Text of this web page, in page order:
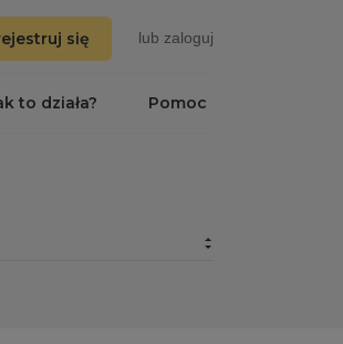
się lub zaloguj
Pomoc
to działa?